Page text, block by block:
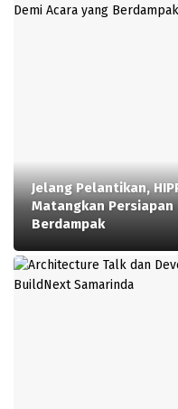
Jelang Pelantikan,
Matangkan Persiapan
Berdampak